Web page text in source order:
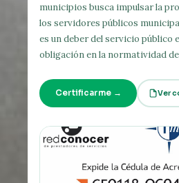
municipios busca impulsar la
los servidores públicos
es un deber del servicio público
obligación en la normatividad
Certificarme → Ver